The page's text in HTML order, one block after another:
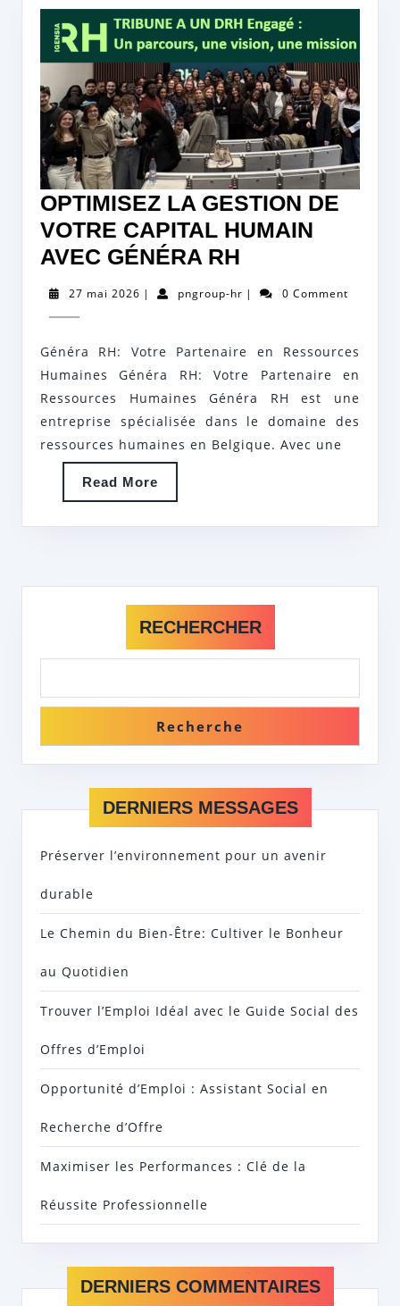
OPTIMISEZ LA GESTION DE
VOTRE CAPITAL HUMAIN
AVEC GÉNÉRA RH
GESTION
VOTRE
CAPITAL
HUMAIN
AVEC
27 mai 2026 27| pngroup-hrpngroup-
| 0 Comment
Généra RH: Votre Partenaire en Ressources
Humaines Généra RH: Votre Partenaire en
Ressources Humaines Généra RH est une
entreprise spécialisée dans le domaine des
ressources humaines en Belgique. Avec une
Read More
More
RECHERCHER
Recherche
DERNIERS MESSAGES
Préserver l’environnement pour un avenir
durable
Le Chemin du Bien-Être: Cultiver le Bonheur
au Quotidien
Trouver l’Emploi Idéal avec le Guide Social des
Offres d’Emploi
Opportunité d’Emploi : Assistant Social en
Recherche d’Offre
Maximiser les Performances : Clé de la
Réussite Professionnelle
DERNIERS COMMENTAIRES